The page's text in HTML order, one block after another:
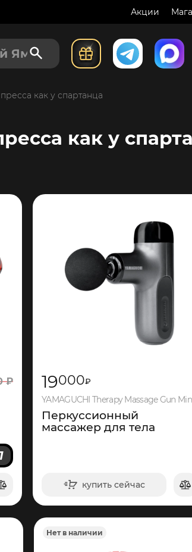
Акции
как у спартанца
как у
₽
1
19000₽
Перкуссионный
массажер для тела
купить сейчас
в корзину
Нет в наличии